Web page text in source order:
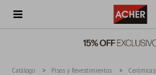

Catálogo Pisos y Revestimientos Cerámicas